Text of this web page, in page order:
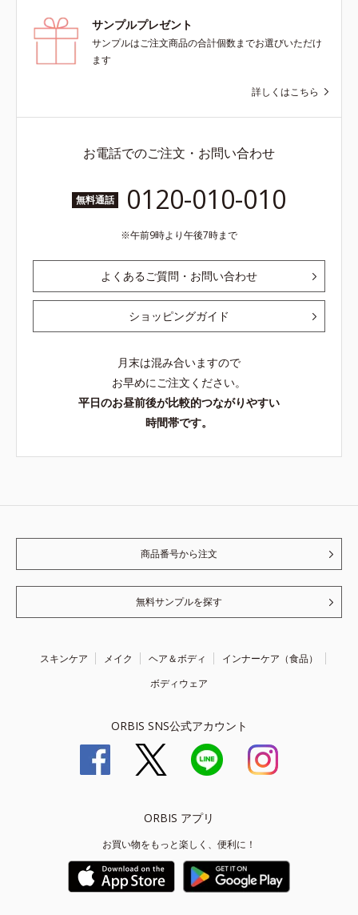
サンプルプレゼント
サンプルはご注文商品の合計個数までお選びいただけ
ます
詳しくはこちら
お電話でのご注文・お問い合わせ
無料通話 0120-010-010
午前9時より午後7時まで
よくあるご質問・お問い合わせ
ショッピングガイド
月末は混み合いますので
お早めにご注文ください。
平日のお昼前後が比較的つながりやすい
時間帯です。
商品番号から注文
無料サンプルを探す
スキンケア メイク ヘア＆ボディ
インナーケア（食品）
ボディウェア
ORBIS SNS公式アカウント
ORBIS アプリ
お買い物をもっと楽しく、便利に！